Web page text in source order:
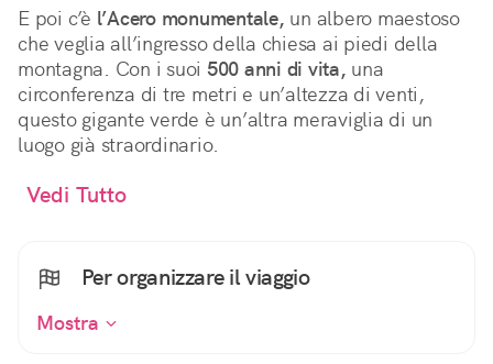
E poi c’è l’Acero monumentale, un albero maestoso
che veglia all’ingresso della chiesa ai piedi della
montagna. Con i suoi 500 anni di vita, una
circonferenza di tre metri e un’altezza di venti,
questo gigante verde è un’altra meraviglia di un
luogo già straordinario.
Vedi Tutto
Per organizzare il viaggio
Mostra